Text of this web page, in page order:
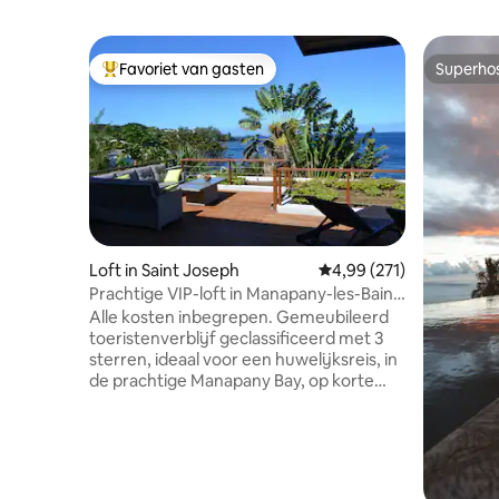
Topfavoriet van gasten
Favoriet van gasten
Loft in Saint Joseph Gemiddelde
4,99 (271)
Prachtige VIP-loft in Manapany-les-Bains,
met uitzicht op zee
Alle kosten inbegrepen. Gemeubileerd
toeristenverblijf geclassificeerd met 3
sterren, ideaal voor een huwelijksreis, in
de prachtige Manapany Bay, op korte